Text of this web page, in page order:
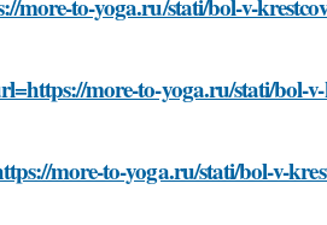
more-to-yoga.ru/stati/bol-v-
more-to-yoga.ru/stati/bol-
more-to-yoga.ru/stati/bol-v-